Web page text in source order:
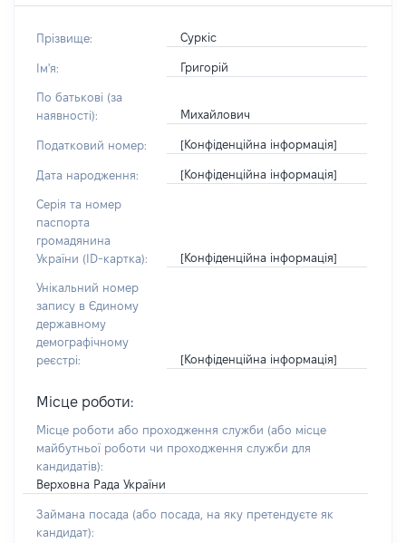
Прізвище: Суркіс
Ім'я: Григорій
По батькові (за
наявності):
Михайлович
Податковий номер: [Конфіденційна інформація]
Дата народження: [Конфіденційна інформація]
Серія та номер
паспорта
громадянина
України (ID-картка):
[Конфіденційна інформація]
Унікальний номер
запису в Єдиному
державному
демографічному
реєстрі:
[Конфіденційна інформація]
Місце роботи:
Місце роботи або проходження служби (або місце
майбутньої роботи чи проходження служби для
кандидатів):
Верховна Рада України
Займана посада (або посада, на яку претендуєте як
кандидат):